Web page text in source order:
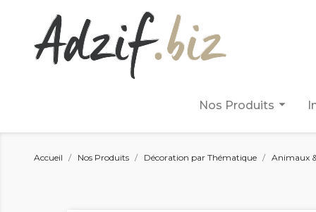
arrow_drop_down
Nos Produits
Accueil Nos Produits Décoration par Thématique Animaux